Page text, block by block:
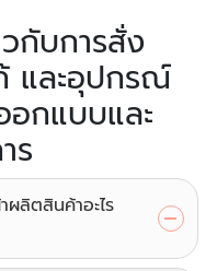
กับการสั่ง
และอุปกรณ์
กแบบและ
ร
ลิตสินค้าอะไร